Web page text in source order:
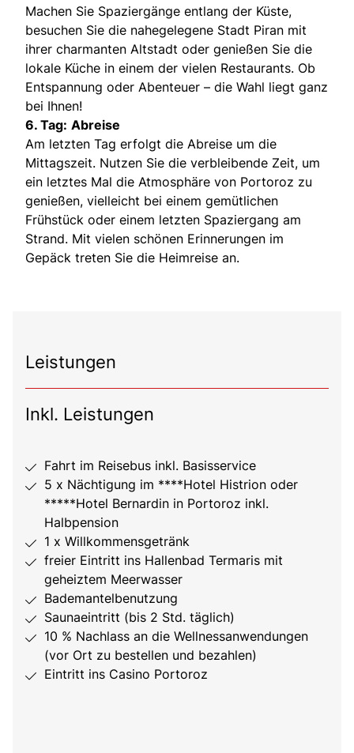
Machen Sie Spaziergänge entlang der Küste,
besuchen Sie die nahegelegene Stadt Piran mit
ihrer charmanten Altstadt oder genießen Sie die
lokale Küche in einem der vielen Restaurants. Ob
Entspannung oder Abenteuer – die Wahl liegt ganz
bei Ihnen!
6. Tag: Abreise
Am letzten Tag erfolgt die Abreise um die
Mittagszeit. Nutzen Sie die verbleibende Zeit, um
ein letztes Mal die Atmosphäre von Portoroz zu
genießen, vielleicht bei einem gemütlichen
Frühstück oder einem letzten Spaziergang am
Strand. Mit vielen schönen Erinnerungen im
Gepäck treten Sie die Heimreise an.
Leistungen
Inkl. Leistungen
Fahrt im Reisebus inkl. Basisservice
5 x Nächtigung im ****Hotel Histrion oder
*****Hotel Bernardin in Portoroz inkl.
Halbpension
1 x Willkommensgetränk
freier Eintritt ins Hallenbad Termaris mit
geheiztem Meerwasser
Bademantelbenutzung
Saunaeintritt (bis 2 Std. täglich)
10 % Nachlass an die Wellnessanwendungen
(vor Ort zu bestellen und bezahlen)
Eintritt ins Casino Portoroz